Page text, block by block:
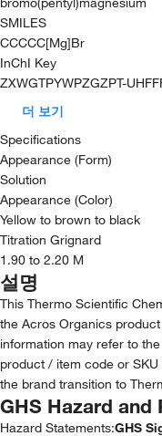
SMILES
CCCCC[Mg]Br
InChI Key
ZXWGTPYWPZGZPT-
더 보기
Specifications
Appearance (Form)
Solution
Appearance (Color)
Yellow to brown to black
Titration Grignard
1.90 to 2.20 M
설명
This Thermo Scientific
the Acros Organics
information may refer to
product / item code or
the brand transition to
GHS Hazard and
Hazard Statements:GHS